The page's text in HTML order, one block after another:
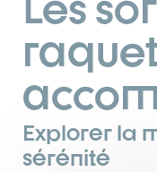
Explorer la
sérénité